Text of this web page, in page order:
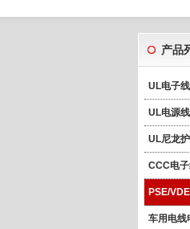
产品
UL电子
UL电源线
UL尼龙
CCC电
PSE/
车用电线